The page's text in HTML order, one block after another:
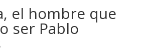
el hombre que
ser Pablo